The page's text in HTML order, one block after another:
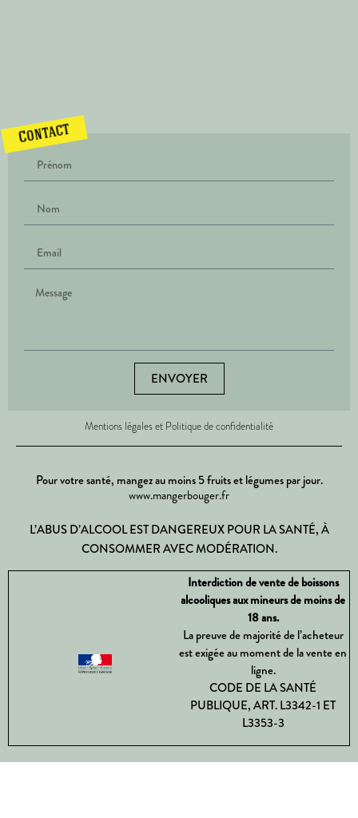
Contact
ENVOYER
Mentions légales et Politique de confidentialité
Pour votre santé, mangez au moins 5 fruits et légumes par jour.
www.mangerbouger.fr
L’ABUS D’ALCOOL EST DANGEREUX POUR LA SANTÉ, À
CONSOMMER AVEC MODÉRATION.
Interdiction de vente de boissons
alcooliques aux mineurs de moins de
18 ans.
La preuve de majorité de l’acheteur
est exigée au moment de la vente en
ligne.
CODE DE LA SANTÉ
PUBLIQUE, ART. L3342-1 ET
L3353-3